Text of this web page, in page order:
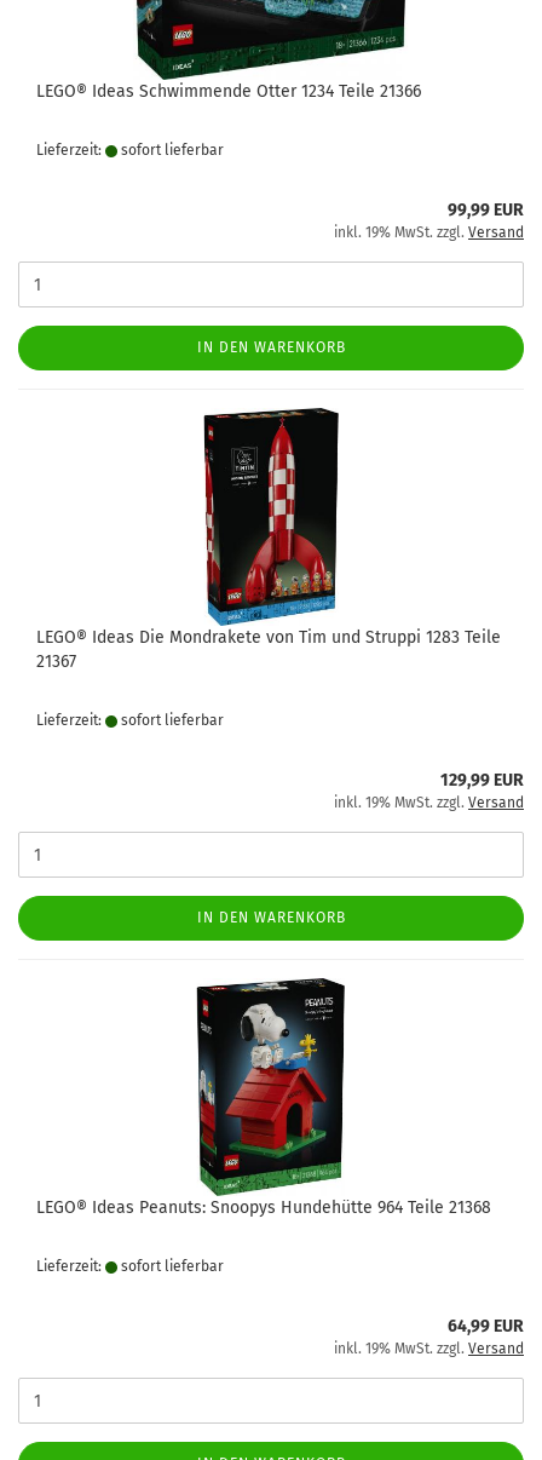
LEGO® Ideas Schwimmende Otter 1234 Teile 21366
Lieferzeit: sofort lie­fer­bar
99,99 EUR
inkl. 19% MwSt. zzgl. Versand
IN DEN WARENKORB
LEGO® Ideas Die Mondrakete von Tim und Struppi 1283 Teile
21367
Lieferzeit: sofort lie­fer­bar
129,99 EUR
inkl. 19% MwSt. zzgl. Versand
IN DEN WARENKORB
LEGO® Ideas Peanuts: Snoopys Hundehütte 964 Teile 21368
Lieferzeit: sofort lie­fer­bar
64,99 EUR
inkl. 19% MwSt. zzgl. Versand